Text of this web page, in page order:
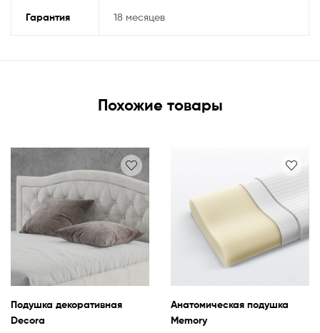
Гарантия 18 месяцев
Похожие товары
Подушка декоративная
Decora
Анатомическая подушка
Memory